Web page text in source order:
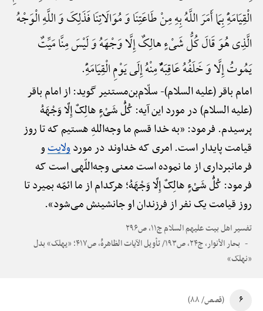
الْقِیَامَهًِْ بِمَا أَمَرَ اللَّهُ بِهِ مِنْ طَاعَتِنَا وَ مُوَالَاتِنَا فَذَلِکَ وَ اللَّهِ الْوَجْهُ
الَّذِی هُوَ قَالَ کُلُّ شَیْءٍ هالِکٌ إِلَّا وَجْهَهُ وَ لَیْسَ مِنَّا مَیِّتٌ
یَمُوتُ إِلَّا وَ خَلَفُهُ عَاقِبَهًٌْ مِنْهُ إِلَی یَوْمِ الْقِیَامَهًِْ.
امام باقر (علیه السلام)-سلّام‌بن‌مستنیر گوید: از امام باقر
(علیه السلام) در مورد این آیه: کُلُّ شَیْءٍ هالِکٌ إِلَّا وَجْهَهُ
پرسیدم. فرمود: «به خدا قسم ما وجه‌اللهِ هستیم که تا روز
قیامت پایدار است. امری که خداوند در موردولایتو
فرمانبرداری از ما نموده است معنی وجه‌اللّهی است که
فرمود: کُلُّ شَیْءٍ هالِکٌ إِلَّا وَجْهَهُ؛ هرکدام از ما ائمّه بمیرد تا
روز قیامت یک نفر از فرزندان او جانشینش می‌شود».
تفسیر اهل بیت علیهم السلام ج۱۱، ص۲۹۶
بحار الأنوار، ج۲۴، ص۱۹۳/ تأویل الآیات الظاهرهًْ، ص۴۱۷؛ «یهلک» بدل
«نهلک»
۶ (قصص/ ۸۸)